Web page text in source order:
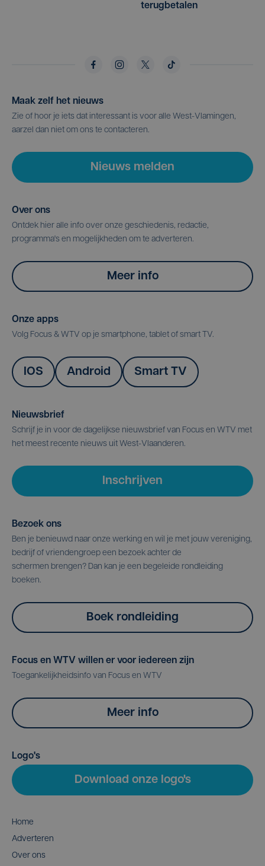
terugbetalen
Maak zelf het nieuws
Zie of hoor je iets dat interessant is voor alle West-Vlamingen,
aarzel dan niet om ons te contacteren.
Nieuws melden
Over ons
Ontdek hier alle info over onze geschiedenis, redactie,
programma's en mogelijkheden om te adverteren.
Meer info
Onze apps
Volg Focus & WTV op je smartphone, tablet of smart TV.
IOS Android Smart TV
Nieuwsbrief
Schrijf je in voor de dagelijkse nieuwsbrief van Focus en WTV met
het meest recente nieuws uit West-Vlaanderen.
Inschrijven
Bezoek ons
Ben je benieuwd naar onze werking en wil je met jouw vereniging,
bedrijf of vriendengroep een bezoek achter de
schermen brengen? Dan kan je een begeleide rondleiding
boeken.
Boek rondleiding
Focus en WTV willen er voor iedereen zijn
Toegankelijkheidsinfo van Focus en WTV
Meer info
Logo's
Download onze logo's
Home
Adverteren
Over ons